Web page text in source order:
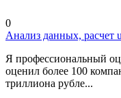
0
Анализ данных, расчет
Я профессиональный
оценил более 100
триллиона рубле...